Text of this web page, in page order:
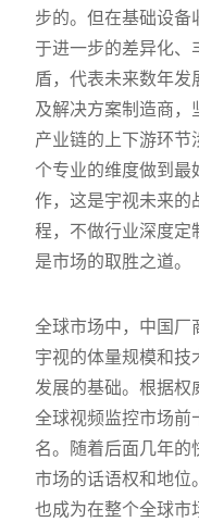
步的。但在基础设
于进一步的差异化
盾，代表未来数年
及解决方案制造商
产业链的上下游环
个专业的维度做到
作，这是宇视未来
程，不做行业深度
是市场的取胜之道。
全球市场中，中国厂
宇视的体量规模和
发展的基础。根据
全球视频监控市场
名。随着后面几年
市场的话语权和地
也成为在整个全球